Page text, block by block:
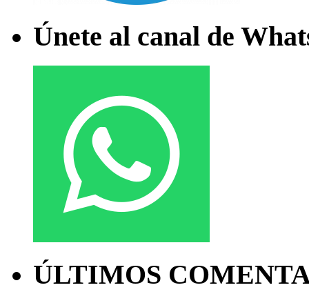
Únete al canal de
ÚLTIMOS